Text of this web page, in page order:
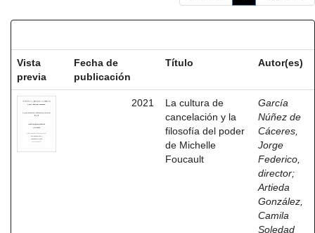
Vista
previa
Fecha de
publicación
Título Autor(es)
2021
La cultura de
cancelación y la
filosofía del poder
de Michelle
Foucault
García
Núñez de
Cáceres,
Jorge
Federico,
director;
Artieda
González,
Camila
Soledad